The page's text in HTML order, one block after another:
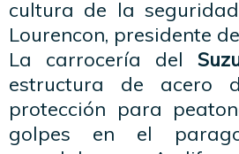
cultura de la
Lourencon, presidente
La carrocería del
estructura de acero
protección para
golpes en el